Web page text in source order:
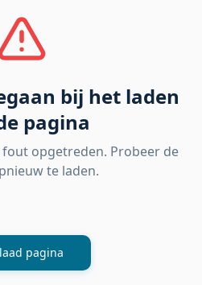
bij het laden
pagina
opgetreden. Probeer de
te laden.
pagina